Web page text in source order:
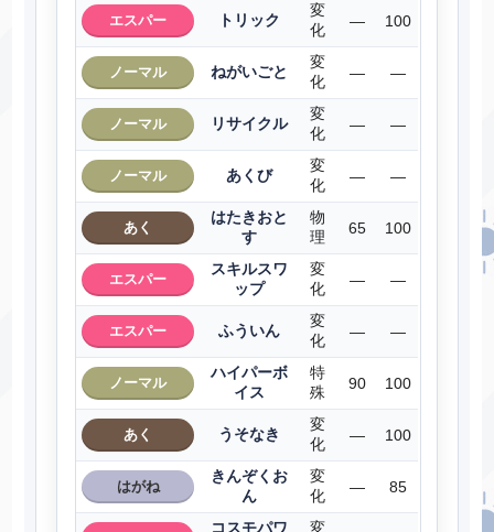
エスパー トリック
変
化
― 100
ノーマル ねがいごと
変
化
― ―
ノーマル リサイクル
変
化
― ―
ノーマル あくび
変
化
― ―
あく
はたきおと
す
物
理
65 100
エスパー
スキルスワ
ップ
変
化
― ―
エスパー ふういん
変
化
― ―
ノーマル
ハイパーボ
イス
特
殊
90 100
あく うそなき
変
化
― 100
はがね
きんぞくお
ん
変
化
― 85
コスモパワ 変